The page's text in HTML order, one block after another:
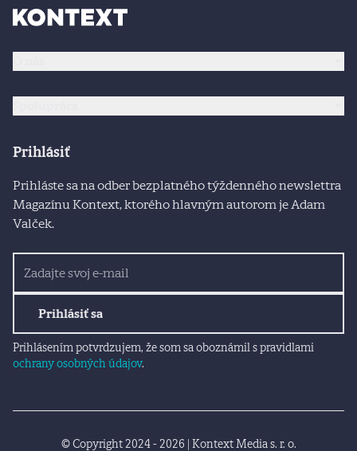
Prihlásiť
Prihláste sa na odber bezplatného týždenného newslettra
Magazínu Kontext, ktorého hlavným autorom je Adam
Valček.
Prihlásiť sa
Prihlásením potvrdzujem, že som sa oboznámil s pravidlami
ochrany osobných údajov.
© Copyright 2024 - 2026 | Kontext Media s. r. o.